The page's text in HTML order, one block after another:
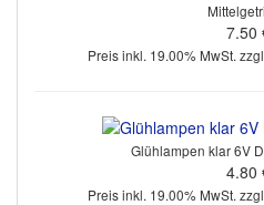
7.50
Preis inkl. 19.00% MwSt.
Glühlampen klar 6V
4.80
Preis inkl. 19.00% MwSt.